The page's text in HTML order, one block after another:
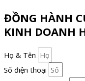
ĐỒNG HÀNH
KINH DOANH
Họ & Tên
Số điện thoại